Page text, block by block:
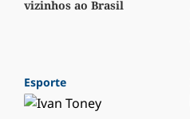
vizinhos ao Brasil
Esporte